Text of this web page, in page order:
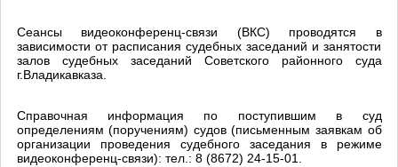
Сеансы видеоконференц-связи (ВКС) проводятся в
зависимости от расписания судебных заседаний и занятости
залов судебных заседаний Советского районного суда
г.Владикавказа.
Справочная информация по поступившим в суд
определениям (поручениям) судов (письменным заявкам об
организации проведения судебного заседания в режиме
видеоконференц-связи): тел.: 8 (8672) 24-15-01.